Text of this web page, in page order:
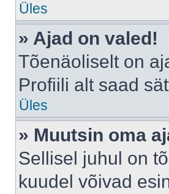
Üles
» Ajad on valed!
Tõenäoliselt on
Profiili alt saad
Üles
» Muutsin oma
Sellisel juhul on
kuudel võivad